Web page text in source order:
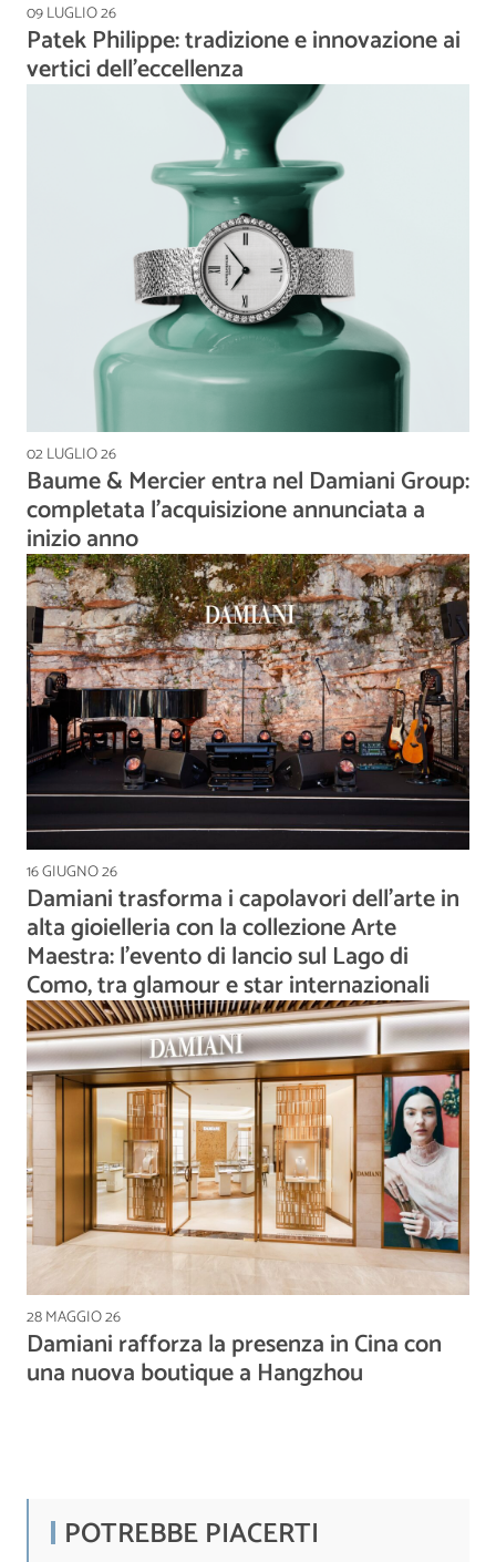
09 LUGLIO 26
Patek Philippe: tradizione e innovazione ai
vertici dell’eccellenza
02 LUGLIO 26
Baume & Mercier entra nel Damiani Group:
completata l'acquisizione annunciata a
inizio anno
16 GIUGNO 26
Damiani trasforma i capolavori dell’arte in
alta gioielleria con la collezione Arte
Maestra: l'evento di lancio sul Lago di
Como, tra glamour e star internazionali
28 MAGGIO 26
Damiani rafforza la presenza in Cina con
una nuova boutique a Hangzhou
POTREBBE PIACERTI